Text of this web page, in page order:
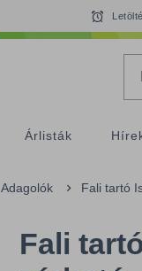
Árlisták
Adagolók Fali tartó
Fali